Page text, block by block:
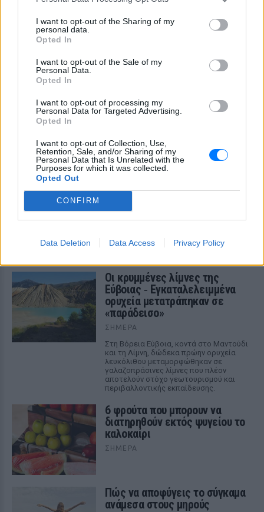
I want to opt-out of the Sharing of my
personal data.
Opted In
I want to opt-out of the Sale of my
Personal Data.
Opted In
I want to opt-out of processing my
Personal Data for Targeted Advertising.
Opted In
I want to opt-out of Collection, Use,
Retention, Sale, and/or Sharing of my
Personal Data that Is Unrelated with the
Purposes for which it was collected.
Opted Out
CONFIRM
Data Deletion Data Access Privacy Policy
ΔΕΙΤΕ ΕΠΙΣΗΣ
ΣΤΗΝ ΙΔΙΑ ΚΑΤΗΓΟΡΙΑ
Οι κρυμμένες λίμνες της
Εύβοιας ‑ Εγκαταλελειμμένα
ορυχεία μετατράπηκαν σε
«παράδεισο»
ΣΉΜΕΡΑ
Στη Βόρεια Εύβοια, κοντά στο Μαντούδι
και τη Λίμνη, δώδεκα πρώην ορυχεία
λευκόλιθου μεταμορφώθηκαν σε
γαλαζοπράσινες λίμνες που πλέον
αποτελούν στόχο γεωτουρισμού και
περιβαλλοντικής εκπαίδευσης.
6 φρούτα που μπορουν να
διατηρηθούν εκτός ψυγείου το
καλοκαίρι
ΣΉΜΕΡΑ
Πώς να αποφύγεις το σύγκαμα
ανάμεσα στους μηρούς